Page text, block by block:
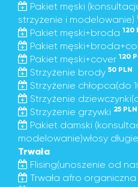
Pakiet męski
strzyżenie i modelowanie)
Pakiet męski+broda 120
Pakiet
Pakiet męski+cover 120
Strzyżenie brody 50 PLN
Strzyżenie chłopca(do
Strzyżenie
Strzyżenie grzywki 25 PLN
Pakiet damski
modelowanie)włosy
Trwała
Flising(unoszenie od
Trwała afro organiczna